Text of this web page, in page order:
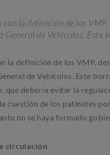
con la definición de los
General de Vehículos.
la definición de los VMP,
de Vehículos. Este
que debería evitar la
cuestión de los patinetes
no se haya formado
circulación